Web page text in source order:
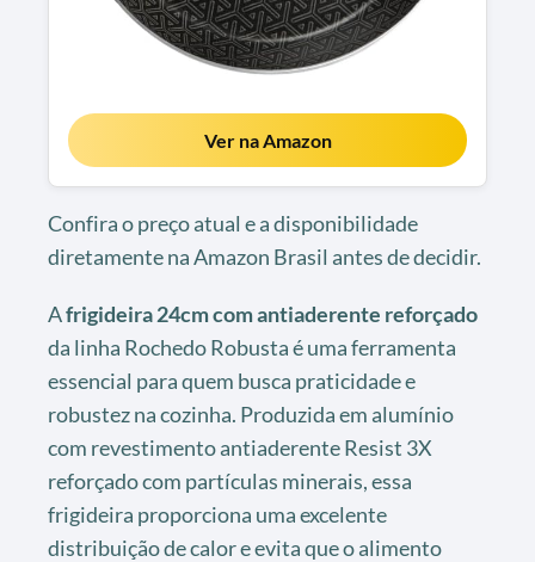
Ver na Amazon
Confira o preço atual e a disponibilidade
diretamente na Amazon Brasil antes de decidir.
Afrigideira 24cm com antiaderente reforçado
da linha Rochedo Robusta é uma ferramenta
essencial para quem busca praticidade e
robustez na cozinha. Produzida em alumínio
com revestimento antiaderente Resist 3X
reforçado com partículas minerais, essa
frigideira proporciona uma excelente
distribuição de calor e evita que o alimento